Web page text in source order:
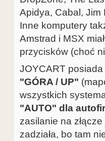
Apidya, Cabal, Jim
Inne komputery
Amstrad i MSX
przycisków (choć
JOYCART
"GÓRA / UP"
wszystkich
"AUTO" dla
zasilanie na
zadziała, bo tam